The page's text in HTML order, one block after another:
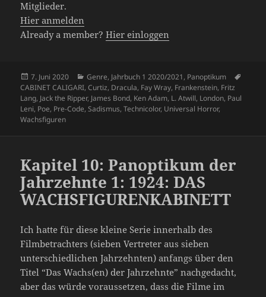
Mitglieder.
Hier anmelden
Already a member?Hier einloggen
Veröffentlicht
am
7. Juni 2020 Kategorien
Genre, Jahrbuch 1 2020/2021, Panoptikum
CABINET CALIGARI,Curtiz, Dracula, Fay Wray, Frankenstein, Fritz
Lang, Jack the Ripper, James Bond, Ken Adam, L. Atwill, London, Paul
Leni, Poe, Pre-Code,Sadismus,Technicolor, Universal Horror,
Wachsfiguren
Kapitel 10: Panoptikum der
Jahrzehnte 1: 1924: DAS
WACHSFIGURENKABINETT
Ich hatte für diese kleine Serie innerhalb des
Filmbetrachters (sieben Vertreter aus sieben
unterschiedlichen Jahrzehnten) anfangs über den
Titel “Das Wachs(en) der Jahrzehnte” nachgedacht,
aber das würde voraussetzen, dass die Filme im